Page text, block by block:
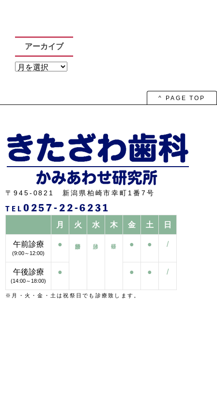
アーカイブ
ア
ー
^ PAGE TOP
〒945-0821 新潟県柏崎市幸町1番7号
TEL 0257-22-6231
月 火 水 木 金 土 日
午前診療
(9:00～12:00)
● ● ● /
午後診療
(14:00～18:00)
● ● ● /
※月・火・金・土は祝祭日でも診療致します。